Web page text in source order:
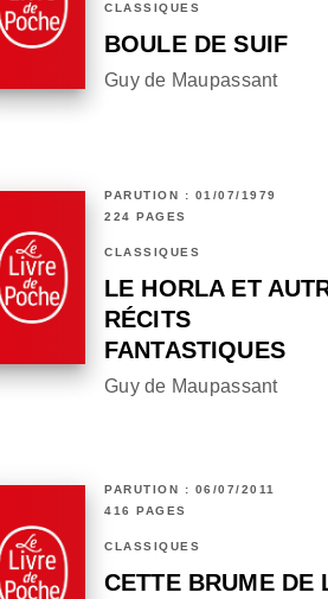
CLASSIQUES
BOULE DE SUIF
Guy de Maupassant
PARUTION : 01/07/1979
224 PAGES
CLASSIQUES
LE HORLA ET
RÉCITS
FANTASTIQUES
Guy de Maupassant
PARUTION : 06/07/2011
416 PAGES
CLASSIQUES
CETTE BRUME DE